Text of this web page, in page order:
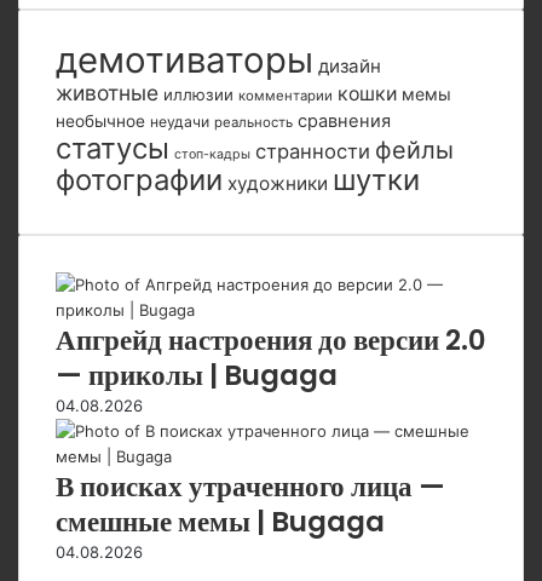
демотиваторы дизайн
животные иллюзии комментарии кошки мемы
необычное неудачи реальность сравнения
статусы стоп-кадры странности фейлы
фотографии художники шутки
Апгрейд настроения до версии 2.0
— приколы | Bugaga
04.08.2026
В поисках утраченного лица —
смешные мемы | Bugaga
04.08.2026